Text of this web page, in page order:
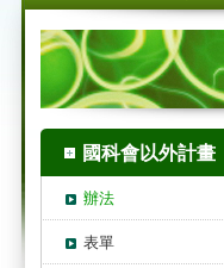
國科會以外計畫
辦法
表單